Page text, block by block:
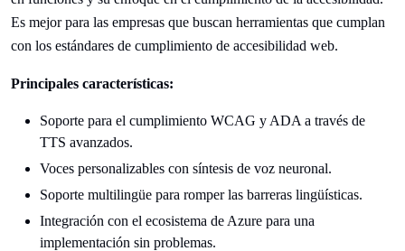
Es mejor para las empresas que buscan herramientas que cumplan
con los estándares de cumplimiento de accesibilidad web.
Principales características:
Soporte para el cumplimiento WCAG y ADA a través de
TTS avanzados.
Voces personalizables con síntesis de voz neuronal.
Soporte multilingüe para romper las barreras lingüísticas.
Integración con el ecosistema de Azure para una
implementación sin problemas.